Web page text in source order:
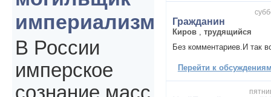
Гражданин
Киров
трудящийся
Без комментариев.И так
Перейти к
империализма
В России
имперское